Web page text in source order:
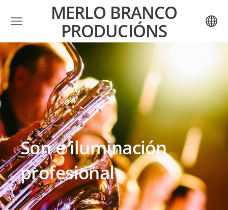
MERLO BRANCO
PRODUCIÓNS
Son e iluminación
profesional